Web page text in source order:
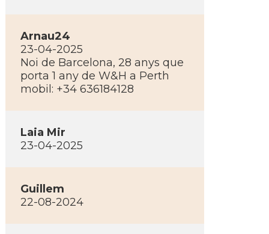
Arnau24
23-04-2025
Noi de Barcelona, 28 anys que
porta 1 any de W&H a Perth
mobil: +34 636184128
Laia Mir
23-04-2025
Guillem
22-08-2024